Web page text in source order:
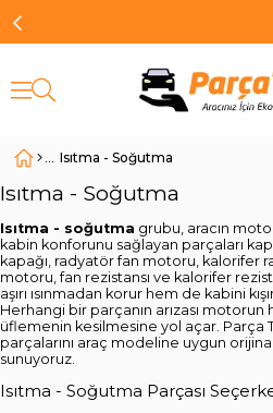
Isıtma - Soğutma
Isıtma - Soğutma
Isıtma - soğutma grubu, aracın
kabin konforunu sağlayan parçaları
kapağı, radyatör fan motoru, kalorifer
motoru, fan rezistansı ve kalorifer
aşırı ısınmadan korur hem de kabini
Herhangi bir parçanın arızası motorun
üflemenin kesilmesine yol açar. Parça
parçalarını araç modeline uygun
sunuyoruz.
Isıtma - Soğutma Parçası